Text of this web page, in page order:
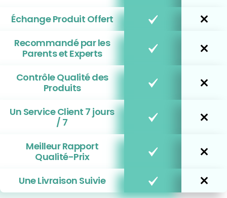
Échange Produit Offert
Recommandé par les
Parents et Experts
Contrôle Qualité des
Produits
Un Service Client 7 jours
/ 7
Meilleur Rapport
Qualité-Prix
Une Livraison Suivie